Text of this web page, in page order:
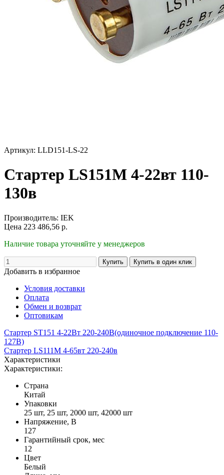
Артикул: LLD151-LS-22
Стартер LS151М 4-22вт 110-
130в
Производитель: IEK
Цена 223 486,56 р.
Наличие товара уточняйте у менеджеров
Добавить в избранное
Условия доставки
Оплата
Обмен и возврат
Оптовикам
Стартер ST151 4-22Вт 220-240В(одиночное подключение 110-
127B)
Стартер LS111М 4-65вт 220-240в
Характеристики
Характеристики:
Страна
Китай
Упаковки
25 шт, 25 шт, 2000 шт, 42000 шт
Напряжение, В
127
Гарантийный срок, мес
12
Цвет
Белый